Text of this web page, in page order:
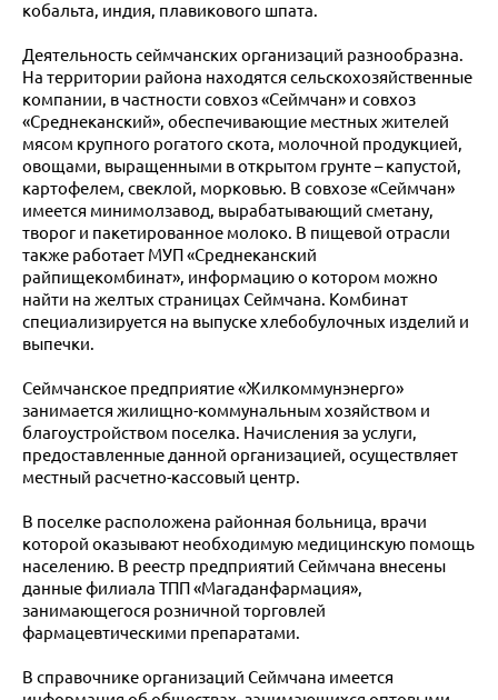
кобальта, индия, плавикового шпата.
Деятельность сеймчанских организаций разнообразна.
На территории района находятся сельскохозяйственные
компании, в частности совхоз «Сеймчан» и совхоз
«Среднеканский», обеспечивающие местных жителей
мясом крупного рогатого скота, молочной продукцией,
овощами, выращенными в открытом грунте – капустой,
картофелем, свеклой, морковью. В совхозе «Сеймчан»
имеется минимолзавод, вырабатывающий сметану,
творог и пакетированное молоко. В пищевой отрасли
также работает МУП «Среднеканский
райпищекомбинат», информацию о котором можно
найти на желтых страницах Сеймчана. Комбинат
специализируется на выпуске хлебобулочных изделий и
выпечки.
Сеймчанское предприятие «Жилкоммунэнерго»
занимается жилищно-коммунальным хозяйством и
благоустройством поселка. Начисления за услуги,
предоставленные данной организацией, осуществляет
местный расчетно-кассовый центр.
В поселке расположена районная больница, врачи
которой оказывают необходимую медицинскую помощь
населению. В реестр предприятий Сеймчана внесены
данные филиала ТПП «Магаданфармация»,
занимающегося розничной торговлей
фармацевтическими препаратами.
В справочнике организаций Сеймчана имеется